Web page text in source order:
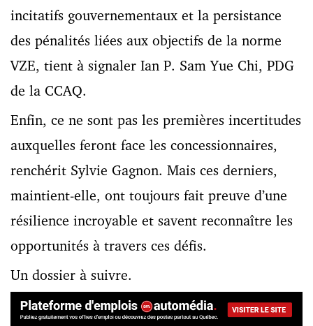
incitatifs gouvernementaux et la persistance
des pénalités liées aux objectifs de la norme
VZE, tient à signaler Ian P. Sam Yue Chi, PDG
de la CCAQ.
Enfin, ce ne sont pas les premières incertitudes
auxquelles feront face les concessionnaires,
renchérit Sylvie Gagnon. Mais ces derniers,
maintient-elle, ont toujours fait preuve d’une
résilience incroyable et savent reconnaître les
opportunités à travers ces défis.
Un dossier à suivre.